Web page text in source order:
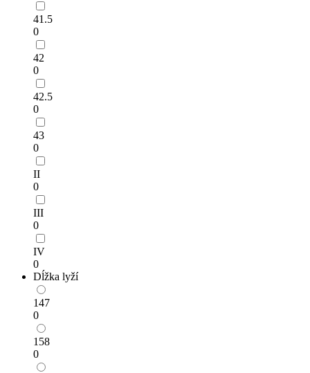
41.5
0
42
0
42.5
0
43
0
II
0
III
0
IV
0
Dĺžka lyží
147
0
158
0